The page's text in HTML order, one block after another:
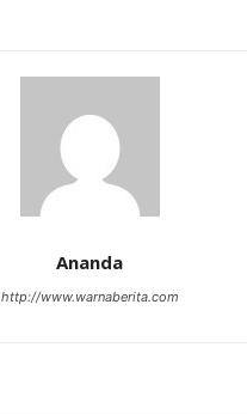
Ananda
http://www.warnaberita.com